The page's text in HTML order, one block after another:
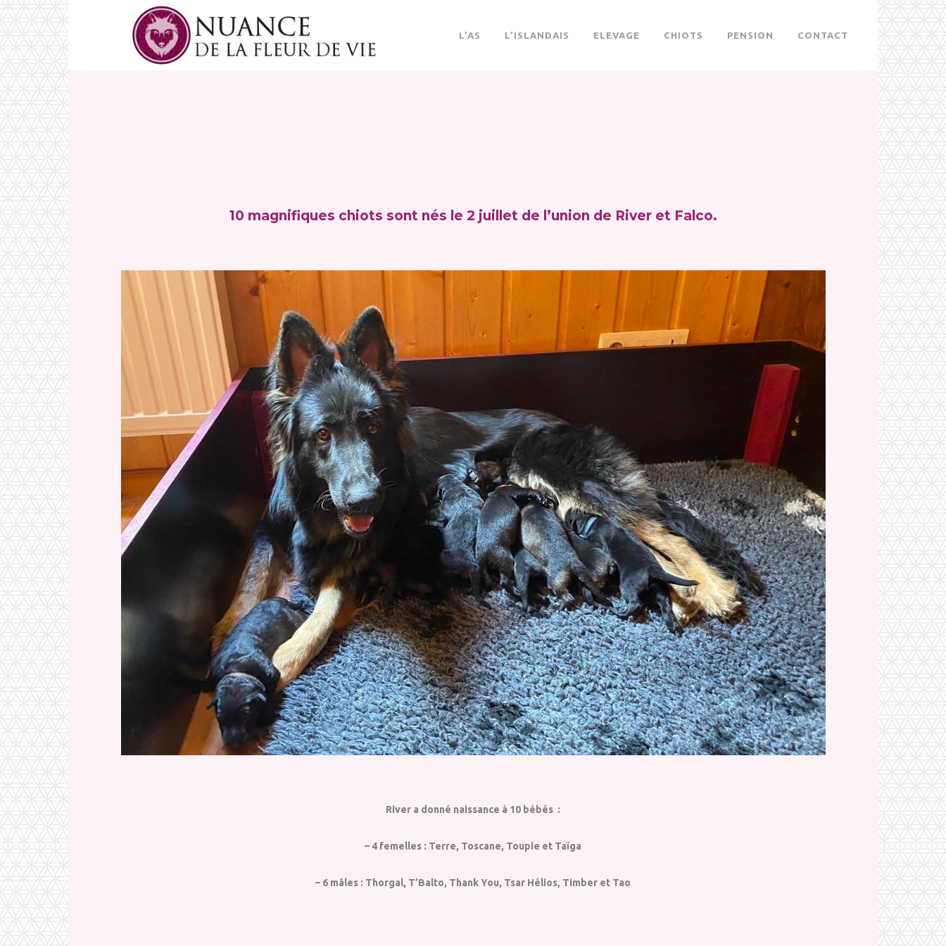
L’AS L’ISLANDAIS ELEVAGE CHIOTS PENSION CONTACT
10 magnifiques chiots sont nés le 2 juillet de l’union de River et Falco.
River a donné naissance à 10 bébés :
– 4 femelles : Terre, Toscane, Toupie et Taïga
– 6 mâles : Thorgal, T’Balto, Thank You, Tsar Hélios, Timber et Tao